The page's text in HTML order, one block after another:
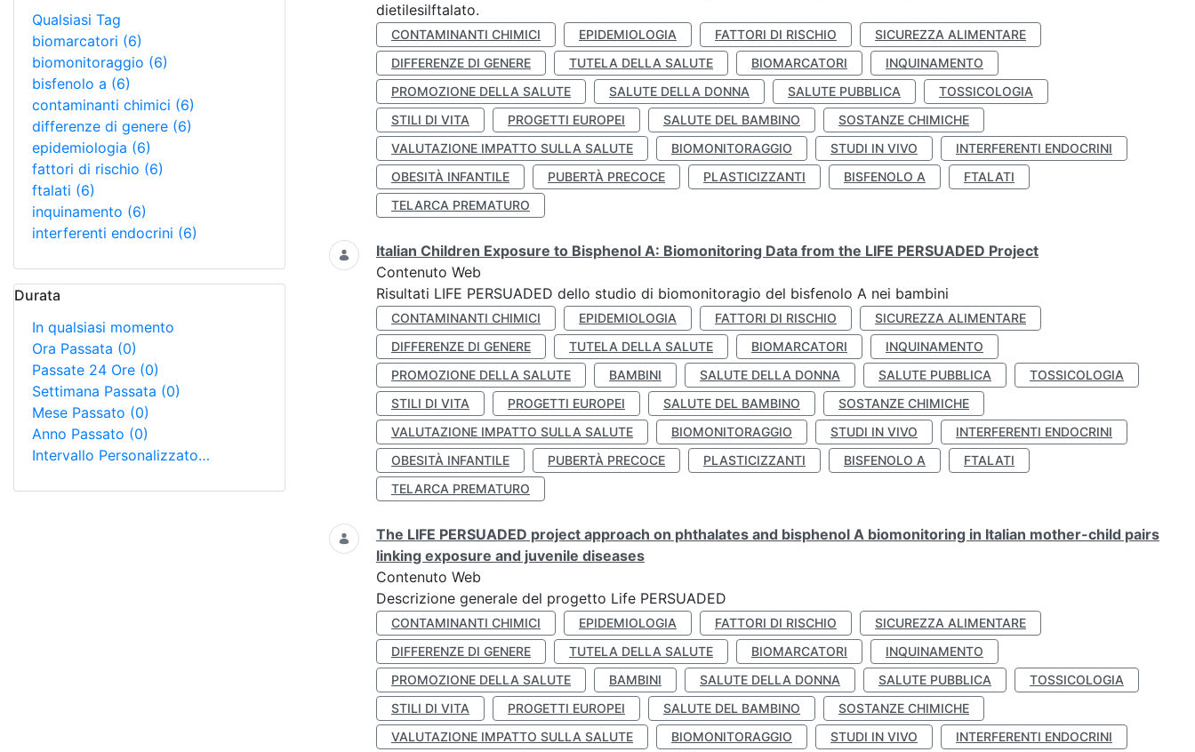
Qualsiasi Tag
biomarcatori (6)
biomonitoraggio (6)
bisfenolo a (6)
contaminanti chimici (6)
differenze di genere (6)
epidemiologia (6)
fattori di rischio (6)
ftalati (6)
inquinamento (6)
interferenti endocrini (6)
Durata
In qualsiasi momento
Ora Passata (0)
Passate 24 Ore (0)
Settimana Passata (0)
Mese Passato (0)
Anno Passato (0)
Intervallo Personalizzato…
dietilesilftalato.
CONTAMINANTI CHIMICI EPIDEMIOLOGIA FATTORI DI RISCHIO
SICUREZZA ALIMENTARE
DIFFERENZE DI GENERE
TUTELA DELLA SALUTE BIOMARCATORI
INQUINAMENTO
PROMOZIONE DELLA SALUTE
SALUTE DELLA DONNA SALUTE PUBBLICA
TOSSICOLOGIA
STILI DI VITA
PROGETTI EUROPEI SALUTE DEL BAMBINO
SOSTANZE CHIMICHE
VALUTAZIONE IMPATTO SULLA SALUTE
BIOMONITORAGGIO STUDI IN VIVO
INTERFERENTI ENDOCRINI
OBESITÀ INFANTILE
PUBERTÀ PRECOCE PLASTICIZZANTI BISFENOLO A
FTALATI
TELARCA PREMATURO
Italian Children Exposure to Bisphenol A: Biomonitoring Data from the LIFE PERSUADED Project
Contenuto Web
Risultati LIFE PERSUADED dello studio di biomonitoragio del bisfenolo A nei bambini
CONTAMINANTI CHIMICI EPIDEMIOLOGIA FATTORI DI RISCHIO
SICUREZZA ALIMENTARE
DIFFERENZE DI GENERE
TUTELA DELLA SALUTE BIOMARCATORI
INQUINAMENTO
PROMOZIONE DELLA SALUTE
BAMBINI SALUTE DELLA DONNA SALUTE PUBBLICA
TOSSICOLOGIA
STILI DI VITA
PROGETTI EUROPEI SALUTE DEL BAMBINO
SOSTANZE CHIMICHE
VALUTAZIONE IMPATTO SULLA SALUTE
BIOMONITORAGGIO STUDI IN VIVO
INTERFERENTI ENDOCRINI
OBESITÀ INFANTILE
PUBERTÀ PRECOCE PLASTICIZZANTI BISFENOLO A
FTALATI
TELARCA PREMATURO
The LIFE PERSUADED project approach on phthalates and bisphenol A biomonitoring in Italian mother-child pairs
linking exposure and juvenile diseases
Contenuto Web
Descrizione generale del progetto Life PERSUADED
CONTAMINANTI CHIMICI EPIDEMIOLOGIA FATTORI DI RISCHIO
SICUREZZA ALIMENTARE
DIFFERENZE DI GENERE
TUTELA DELLA SALUTE BIOMARCATORI
INQUINAMENTO
PROMOZIONE DELLA SALUTE
BAMBINI SALUTE DELLA DONNA SALUTE PUBBLICA
TOSSICOLOGIA
STILI DI VITA
PROGETTI EUROPEI SALUTE DEL BAMBINO
SOSTANZE CHIMICHE
VALUTAZIONE IMPATTO SULLA SALUTE
BIOMONITORAGGIO STUDI IN VIVO
INTERFERENTI ENDOCRINI